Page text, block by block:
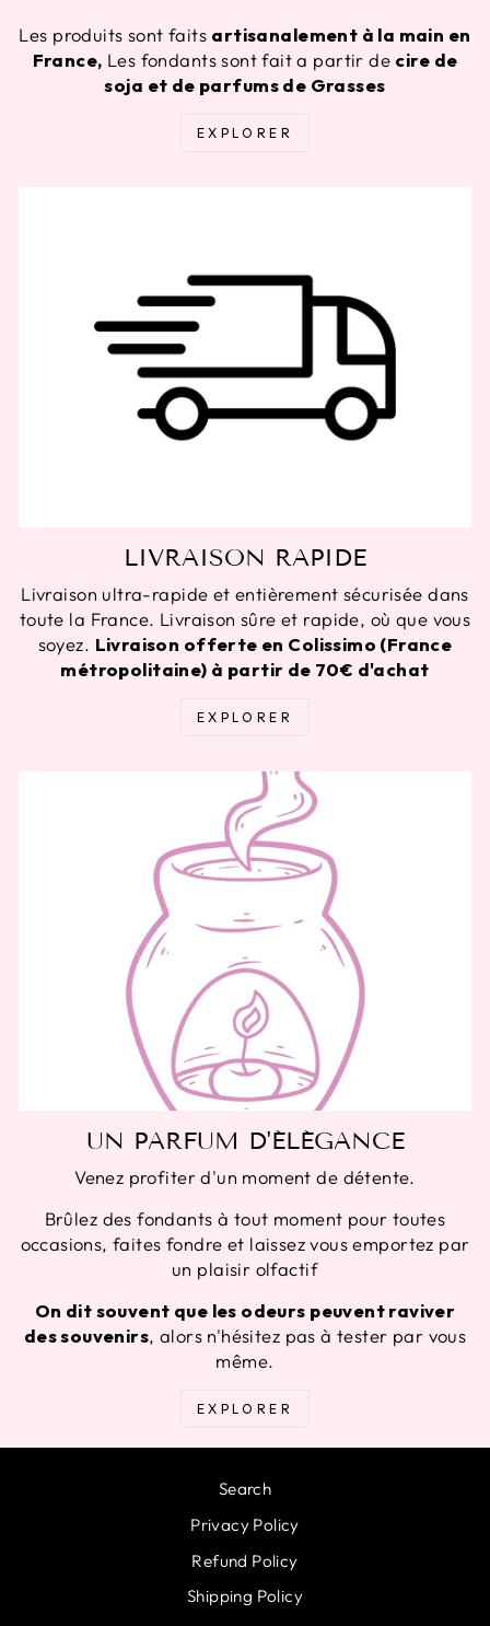
Les produits sont faits artisanalement à la main en
France, Les fondants sont fait a partir de cire de
soja et de parfums de Grasses
EXPLORER
LIVRAISON RAPIDE
Livraison ultra-rapide et entièrement sécurisée dans
toute la France. Livraison sûre et rapide, où que vous
soyez. Livraison offerte en Colissimo (France
métropolitaine) à partir de 70€ d'achat
EXPLORER
UN PARFUM D'ÉLÉGANCE
Venez profiter d'un moment de détente.
Brûlez des fondants à tout moment pour toutes
occasions, faites fondre et laissez vous emportez par
un plaisir olfactif
On dit souvent que les odeurs peuvent raviver
des souvenirs, alors n'hésitez pas à tester par vous
même.
EXPLORER
Search
Privacy Policy
Refund Policy
Shipping Policy